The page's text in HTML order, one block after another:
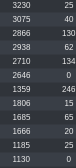
3230
25
3075
40
2866
130
2938
62
2710
134
2646
0
1359
246
1806
15
1685
65
1666
20
1185
25
1130
0